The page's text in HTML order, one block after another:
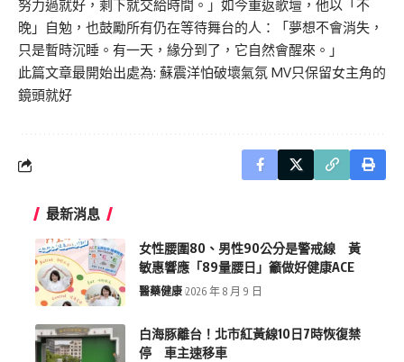
努力過就好，剩下就交給時間。」如今重返歌壇，他以「不
晚」自勉，也鼓勵所有仍在等待舞台的人：「夢想不會消失，
只是暫時沉睡。有一天，緣分到了，它自然會醒來。」
此篇文章最開始出處為: 蘇震洋怕破壞氣氛 MV只保留女主角的
鏡頭就好
最新消息
女性腰圍80、男性90公分是警戒線 黃
敏惠響應「89量腰日」籲做好健康ACE
醫藥健康 2026 年 8 月 9 日
白海豚離台！北市紅黃線10日7時恢復禁
停 車主速移車